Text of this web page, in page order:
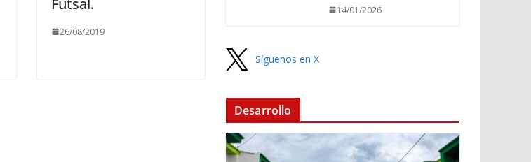
26/08/2019
14/01/2026
Síguenos en X
Desarrollo